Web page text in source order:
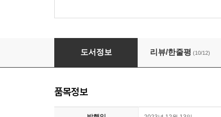
소녀는 따로 자란다
도서정보 리뷰/한줄평 (10/12)
품목정보